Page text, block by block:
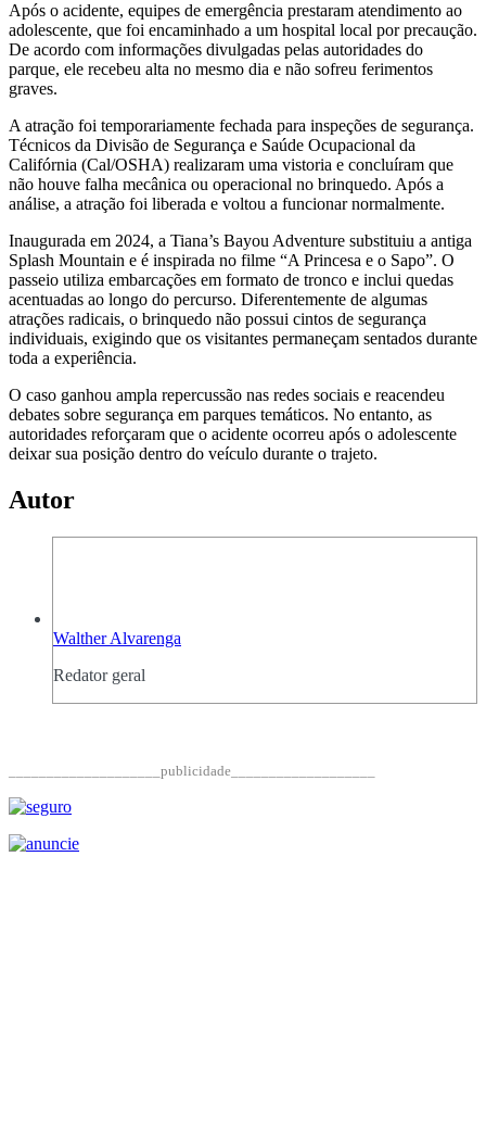
Após o acidente, equipes de emergência prestaram atendimento ao
adolescente, que foi encaminhado a um hospital local por precaução.
De acordo com informações divulgadas pelas autoridades do
parque, ele recebeu alta no mesmo dia e não sofreu ferimentos
graves.
A atração foi temporariamente fechada para inspeções de segurança.
Técnicos da Divisão de Segurança e Saúde Ocupacional da
Califórnia (Cal/OSHA) realizaram uma vistoria e concluíram que
não houve falha mecânica ou operacional no brinquedo. Após a
análise, a atração foi liberada e voltou a funcionar normalmente.
Inaugurada em 2024, a Tiana’s Bayou Adventure substituiu a antiga
Splash Mountain e é inspirada no filme “A Princesa e o Sapo”. O
passeio utiliza embarcações em formato de tronco e inclui quedas
acentuadas ao longo do percurso. Diferentemente de algumas
atrações radicais, o brinquedo não possui cintos de segurança
individuais, exigindo que os visitantes permaneçam sentados durante
toda a experiência.
O caso ganhou ampla repercussão nas redes sociais e reacendeu
debates sobre segurança em parques temáticos. No entanto, as
autoridades reforçaram que o acidente ocorreu após o adolescente
deixar sua posição dentro do veículo durante o trajeto.
Autor
Walther Alvarenga
Redator geral
____________________publicidade___________________